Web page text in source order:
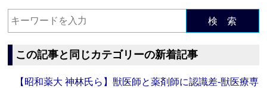
検 索
この記事と同じカテゴリーの新着記事
【昭和薬大 神林氏ら】獣医師と薬剤師に認識差‐獣医療専